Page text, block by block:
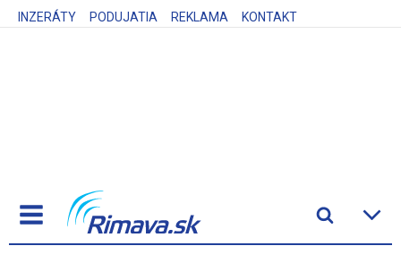
INZERÁTY PODUJATIA REKLAMA KONTAKT